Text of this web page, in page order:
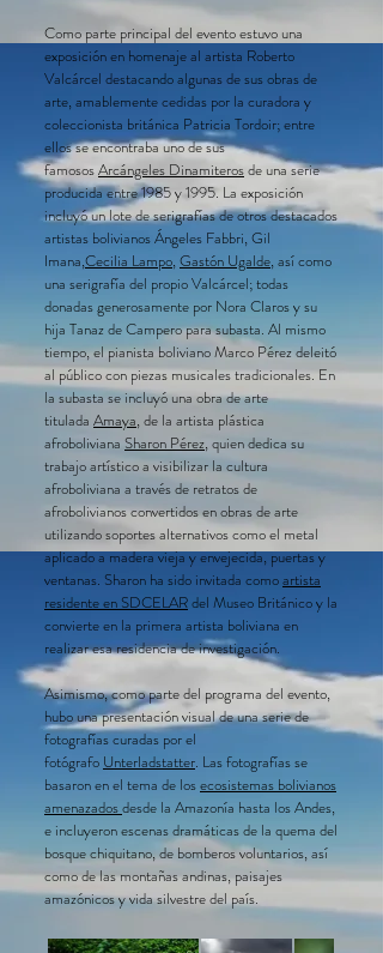
Como parte principal del evento estuvo una
exposición en homenaje al artista Roberto
Valcárcel destacando algunas de sus obras de
arte, amablemente cedidas por la curadora y
coleccionista británica Patricia Tordoir; entre
ellos se encontraba uno de sus
famososArcángeles Dinamiterosde una serie
producida entre 1985 y 1995. La exposición
incluyó un lote de serigrafías de otros destacados
artistas bolivianos Ángeles Fabbri, Gil
Imana,Cecilia Lampo,Gastón Ugalde, así como
una serigrafía del propio Valcárcel; todas
donadas generosamente por Nora Claros y su
hija Tanaz de Campero para subasta. Al mismo
tiempo, el pianista boliviano Marco Pérez deleitó
al público con piezas musicales tradicionales. En
la subasta se incluyó una obra de arte
titulada Amaya, de la artista plástica
afroboliviana Sharon Pérez, quien dedica su
trabajo artístico a visibilizar la cultura
afroboliviana a través de retratos de
afrobolivianos convertidos en obras de arte
utilizando soportes alternativos como el metal
aplicado a madera vieja y envejecida, puertas y
ventanas. Sharon ha sido invitada comoartista
residente en SDCELARdel Museo Británico y la
convierte en la primera artista boliviana en
realizar esa residencia de investigación.
Asimismo, como parte del programa del evento,
hubo una presentación visual de una serie de
fotografías curadas por el
fotógrafo Unterladstatter. Las fotografías se
basaron en el tema de losecosistemas bolivianos
amenazadosdesde la Amazonía hasta los Andes,
e incluyeron escenas dramáticas de la quema del
bosque chiquitano, de bomberos voluntarios, así
como de las montañas andinas, paisajes
amazónicos y vida silvestre del país.